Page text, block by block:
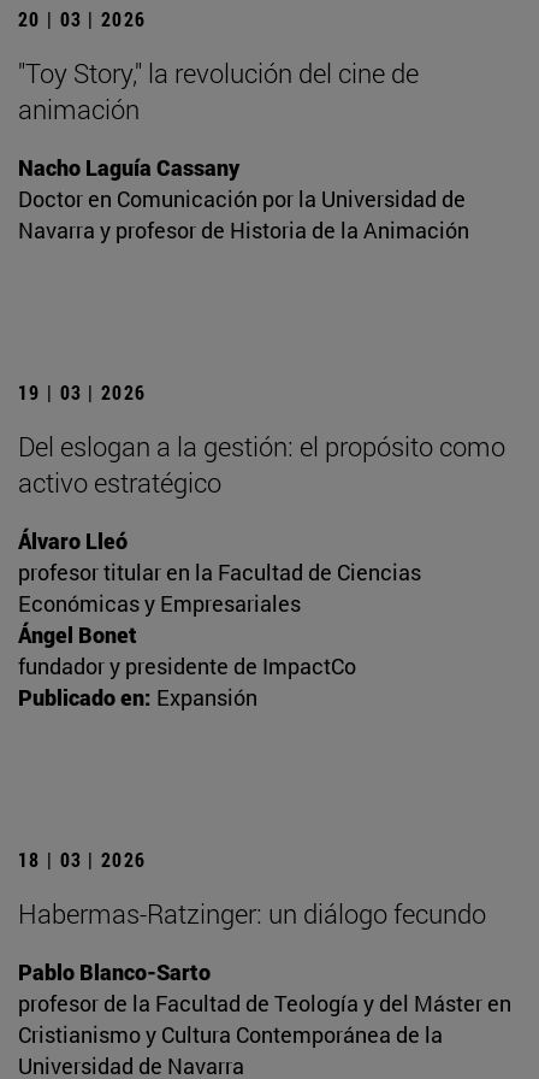
20 | 03 | 2026
"Toy Story," la revolución del cine de
animación
Nacho Laguía Cassany
Doctor en Comunicación por la Universidad de
Navarra y profesor de Historia de la Animación
19 | 03 | 2026
Del eslogan a la gestión: el propósito como
activo estratégico
Álvaro Lleó
profesor titular en la Facultad de Ciencias
Económicas y Empresariales
Ángel Bonet
fundador y presidente de ImpactCo
Publicado en: Expansión
18 | 03 | 2026
Habermas-Ratzinger: un diálogo fecundo
Pablo Blanco-Sarto
profesor de la Facultad de Teología y del Máster en
Cristianismo y Cultura Contemporánea de la
Universidad de Navarra